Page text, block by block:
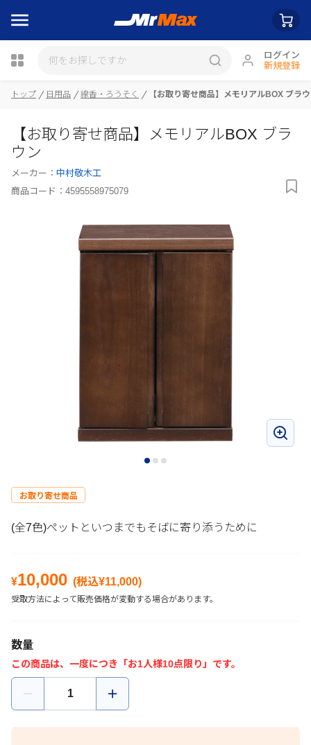
ログイン
新規登録
瓶詰
トップ 日用品 線香・ろうそく 【お取り寄せ商品】メモリアルBOX ブラ
【お取り寄せ商品】メモリアルBOX ブラ
ウン
メーカー： 中村敬木工
商品コード： 4595558975079
お取り寄せ商品
(全7色)ペットといつまでもそばに寄り添うために
¥10,000 (税込¥11,000)
受取方法によって販売価格が変動する場合があります。
数量
この商品は、一度につき「お1人様10点限り」です。